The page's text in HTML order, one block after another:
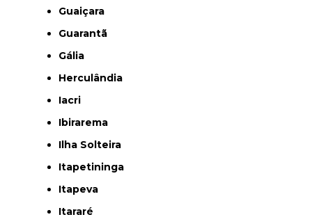
Guaiçara
Guarantã
Gália
Herculândia
Iacri
Ibirarema
Ilha Solteira
Itapetininga
Itapeva
Itararé